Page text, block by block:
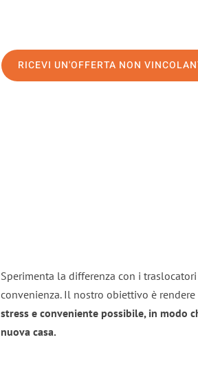
RICEVI UN'OFFERTA NON
Sperimenta la differenza con i
convenienza. Il nostro obiettivo è
stress e conveniente possibile, in modo
nuova casa.